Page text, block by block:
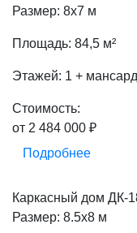
Размер: 8х7 м
Площадь: 84,5 м²
Этажей: 1 +
Стоимость:
от 2 484 000 ₽
Подробнее
Каркасный дом ДК-
Размер: 8.5х8 м